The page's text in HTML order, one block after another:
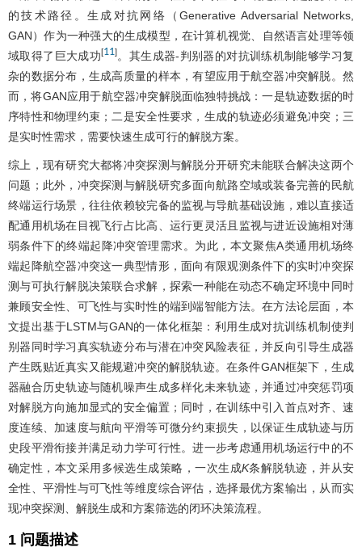
的技术路径。生成对抗网络（Generative Adversarial Networks,
GAN）作为一种强大的生成模型，在计算机视觉、自然语言处理等领
域取得了巨大成功[11] 。其生成器-判别器的对抗训练机制能够学习复
杂的数据分布，生成高质量的样本，有望应用于航空器冲突解脱。然
而，将GAN应用于航空器冲突解脱面临独特挑战：一是轨迹数据的时
序特性和物理约束；二是安全性要求，生成的轨迹必须避免冲突；三
是实时性需求，需要快速生成可行的解脱方案。
综上，现有研究大都将冲突探测与解脱分开研究未能联合解决这两个
问题；此外，冲突探测与解脱研究多面向航路空域或装备完善的民航
终端运行场景，往往依赖较完备的监视与导航基础设施，难以直接适
配通用机场在目视飞行占比高、运行更灵活且监视与进近设施相对薄
弱条件下的终端起降冲突管理需求。为此，本文聚焦A类通用机场终
端起降航空器冲突这一典型情形，面向有限观测条件下的实时冲突探
测与可执行解脱决策联合求解，探索一种能在动态不确定环境中同时
兼顾安全性、可飞性与实时性的端到端智能方法。在方法论层面，本
文提出基于LSTM与GAN的一体化框架：利用生成对抗训练机制使判
别器同时学习真实轨迹分布与潜在冲突风险表征，并反向引导生成器
产生既贴近真实又能规避冲突的解脱轨迹。在条件GAN框架下，生成
器融合历史轨迹与随机噪声生成多样化未来轨迹，并通过冲突惩罚项
对解脱方向施加显式的安全偏置；同时，在训练中引入首点对齐、速
度连续、加速度与航向平滑等可微分约束损失，以保证生成轨迹与历
史段平滑衔接并满足动力学可行性。进一步考虑通用机场运行中的不
确定性，本文采用多候选生成策略，一次生成K条解脱轨迹，并从安
全性、平滑性与可飞性等维度综合评估，选择最优方案输出，从而实
现冲突探测、解脱生成和方案筛选的闭环决策流程。
1 问题描述